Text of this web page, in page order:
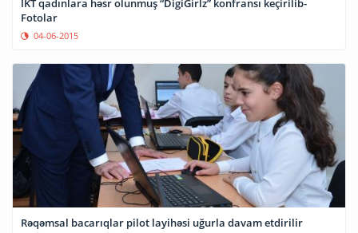
İKT qadınlara həsr olunmuş “DigiGirlz” konfransı keçirilib-
Fotolar
04-06-2015
Rəqəmsal bacarıqlar pilot layihəsi uğurla davam etdirilir